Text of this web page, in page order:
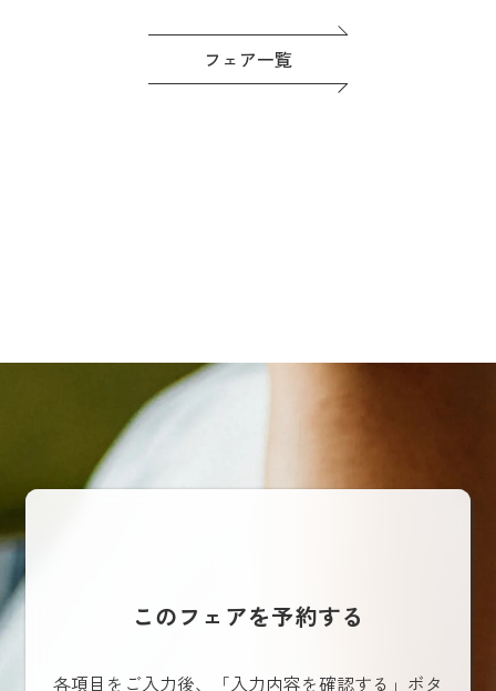
フェア一覧
このフェアを予約する
各項目をご入力後、「入力内容を確認する」ボタ